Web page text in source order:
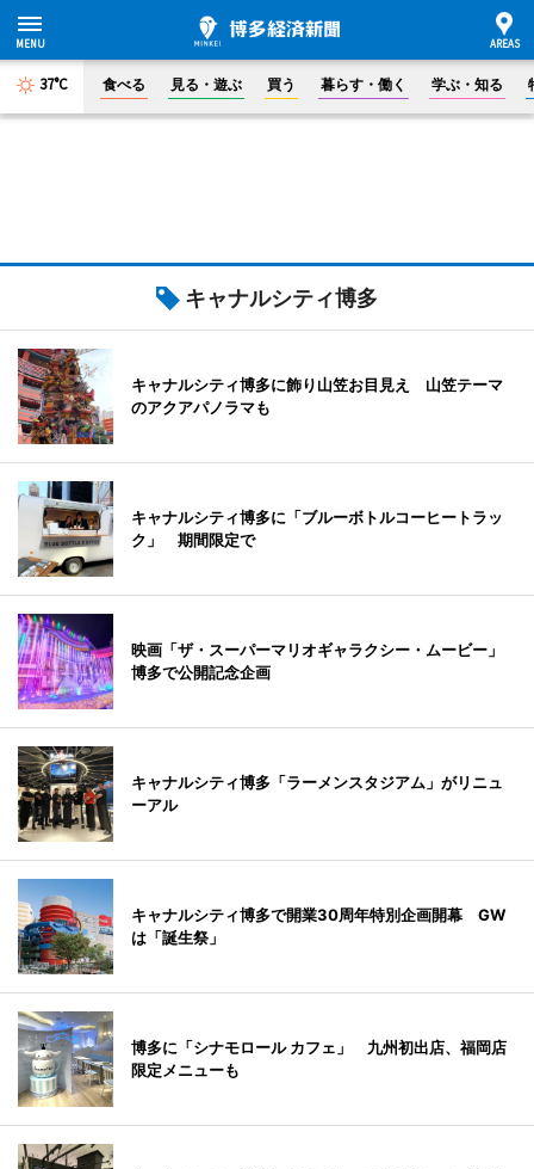
37°C 食べる 見る・遊ぶ 買う 暮らす・働く 学ぶ・知る
キャナルシティ博多
キャナルシティ博多に飾り山笠お目見え 山笠テーマ
のアクアパノラマも
キャナルシティ博多に「ブルーボトルコーヒートラッ
ク」 期間限定で
映画「ザ・スーパーマリオギャラクシー・ムービー」
博多で公開記念企画
キャナルシティ博多「ラーメンスタジアム」がリニュ
ーアル
キャナルシティ博多で開業30周年特別企画開幕 GW
は「誕生祭」
博多に「シナモロール カフェ」 九州初出店、福岡店
限定メニューも